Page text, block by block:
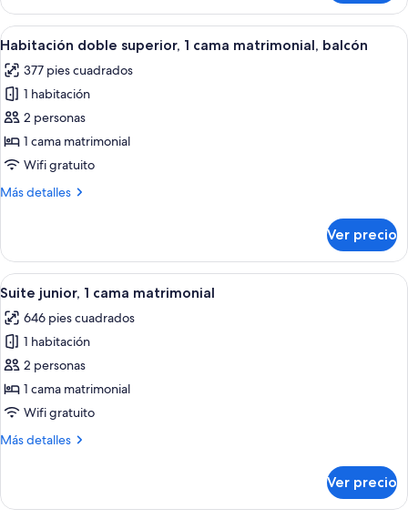
balcón
doble
estándar,
1
matrimonial,
balcón
Abrir
todas
las
fotos
de
Habitación
doble
1
balcón
Una habitación de hotel moderna
6
Habitación doble superior, 1 cama matrimonial, balcón
377 pies cuadrados
1 habitación
2 personas
1 cama matrimonial
Wifi gratuito
Más detalles
Más
doble
superior,
1
matrimonial,
balcón
Ver precio
Abrir
todas
las
fotos
de
Suite
junior,
cama
Suite junior, 1 cama matrimonial |
7
Suite junior, 1 cama matrimonial
646 pies cuadrados
1 habitación
2 personas
1 cama matrimonial
Wifi gratuito
Más detalles
Más
junior,
Ver precio